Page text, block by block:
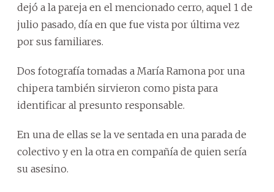
dejó a la pareja en el mencionado cerro, aquel 1 de
julio pasado, día en que fue vista por última vez
por sus familiares.
Dos fotografía tomadas a María Ramona por una
chipera también sirvieron como pista para
identificar al presunto responsable.
En una de ellas se la ve sentada en una parada de
colectivo y en la otra en compañía de quien sería
su asesino.